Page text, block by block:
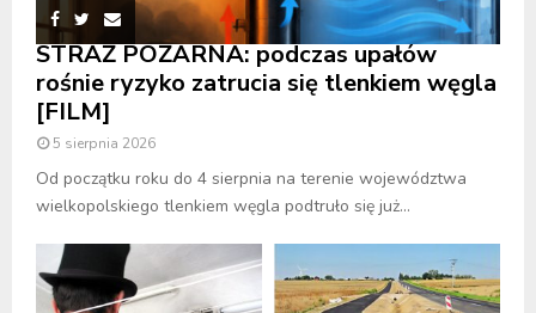
STRAŻ POŻARNA: podczas upałów
rośnie ryzyko zatrucia się tlenkiem węgla
[FILM]
5 sierpnia 2026
Od początku roku do 4 sierpnia na terenie województwa
wielkopolskiego tlenkiem węgla podtruło się już...